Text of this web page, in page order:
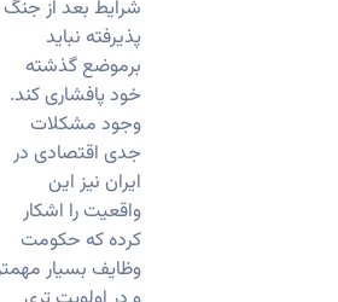
شرایط بعد از جنگ
پذیرفته نباید
برموضع گذشته
خود پافشاری کند.
وجود مشکلات
جدی اقتصادی در
ایران نیز این
واقعیت را اشکار
کرده که حکومت
وظایف بسیار مهمتر